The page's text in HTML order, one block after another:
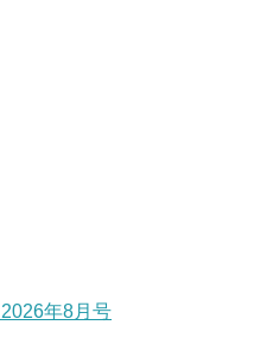
2026年8月号